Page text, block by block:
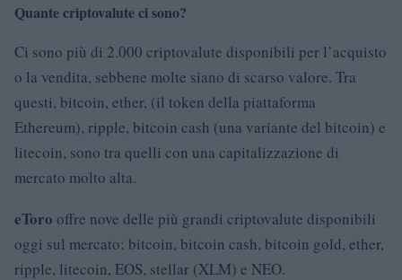
Quante criptovalute ci sono?
Ci sono più di 2.000 criptovalute disponibili per l’acquisto
o la vendita, sebbene molte siano di scarso valore. Tra
questi, bitcoin, ether, (il token della piattaforma
Ethereum), ripple, bitcoin cash (una variante del bitcoin) e
litecoin, sono tra quelli con una capitalizzazione di
mercato molto alta.
eToro offre nove delle più grandi criptovalute disponibili
oggi sul mercato: bitcoin, bitcoin cash, bitcoin gold, ether,
ripple, litecoin, EOS, stellar (XLM) e NEO.